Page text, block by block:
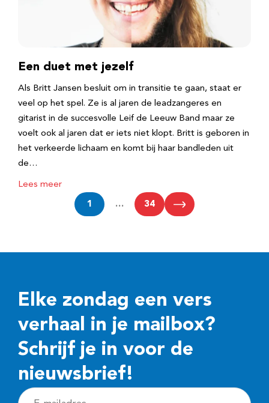
Een duet met jezelf
Als Britt Jansen besluit om in transitie te gaan, staat er
veel op het spel. Ze is al jaren de leadzangeres en
gitarist in de succesvolle Leif de Leeuw Band maar ze
voelt ook al jaren dat er iets niet klopt. Britt is geboren in
het verkeerde lichaam en komt bij haar bandleden uit
de…
Lees meer
1 … 34
Elke zondag een vers
verhaal in je mailbox?
Schrijf je in voor de
nieuwsbrief!
E